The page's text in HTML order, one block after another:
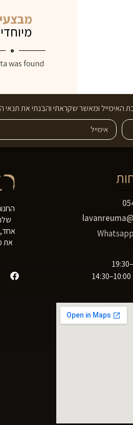
was found
האימייל ומאשר שקראתי והבנתי את תנאי
Whatsapp
אחד,
את